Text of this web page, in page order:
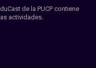
de la PUCP contiene
actividades.